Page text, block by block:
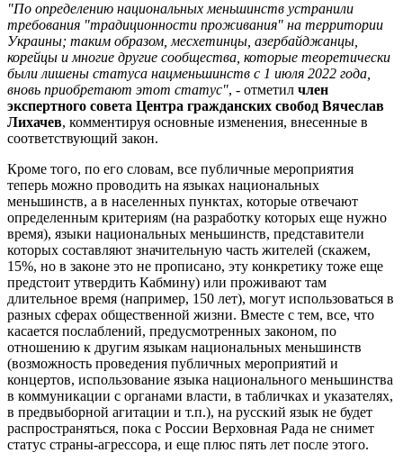
"По определению национальных меньшинств устранили
требования "традиционности проживания" на территории
Украины; таким образом, месхетинцы, азербайджанцы,
корейцы и многие другие сообщества, которые теоретически
были лишены статуса нацменьшинств с 1 июля 2022 года,
вновь приобретают этот статус", - отметил член
экспертного совета Центра гражданских свобод Вячеслав
Лихачев, комментируя основные изменения, внесенные в
соответствующий закон.
Кроме того, по его словам, все публичные мероприятия
теперь можно проводить на языках национальных
меньшинств, а в населенных пунктах, которые отвечают
определенным критериям (на разработку которых еще нужно
время), языки национальных меньшинств, представители
которых составляют значительную часть жителей (скажем,
15%, но в законе это не прописано, эту конкретику тоже еще
предстоит утвердить Кабмину) или проживают там
длительное время (например, 150 лет), могут использоваться в
разных сферах общественной жизни. Вместе с тем, все, что
касается послаблений, предусмотренных законом, по
отношению к другим языкам национальных меньшинств
(возможность проведения публичных мероприятий и
концертов, использование языка национального меньшинства
в коммуникации с органами власти, в табличках и указателях,
в предвыборной агитации и т.п.), на русский язык не будет
распространяться, пока с России Верховная Рада не снимет
статус страны-агрессора, и еще плюс пять лет после этого.